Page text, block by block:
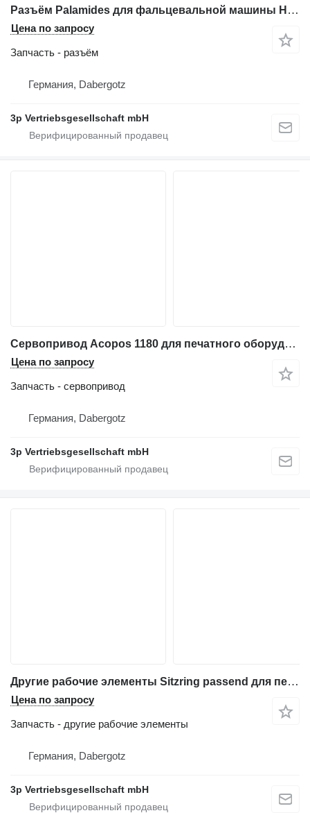
Разъём Palamides для фальцевальной машины Heidelberg Stahl
Цена по запросу
Запчасть - разъём
Германия, Dabergotz
3p Vertriebsgesellschaft mbH
Сервопривод Acopos 1180 для печатного оборудования Heidelberg ST 300
Цена по запросу
Запчасть - сервопривод
Германия, Dabergotz
3p Vertriebsgesellschaft mbH
Другие рабочие элементы Sitzring passend для печатного оборудования Heidelberg Speedmaster
Цена по запросу
Запчасть - другие рабочие элементы
Германия, Dabergotz
3p Vertriebsgesellschaft mbH